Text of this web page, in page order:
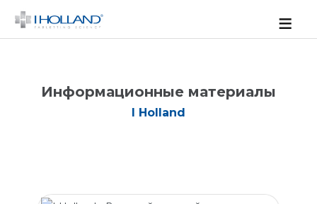
≡
Информационные материалы
I Holland